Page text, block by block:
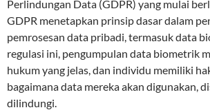
Perlindungan Data (GDPR) yang mulai
GDPR menetapkan prinsip dasar dalam
pemrosesan data pribadi, termasuk data
regulasi ini, pengumpulan data biometrik
hukum yang jelas, dan individu memiliki
bagaimana data mereka akan digunakan,
dilindungi.